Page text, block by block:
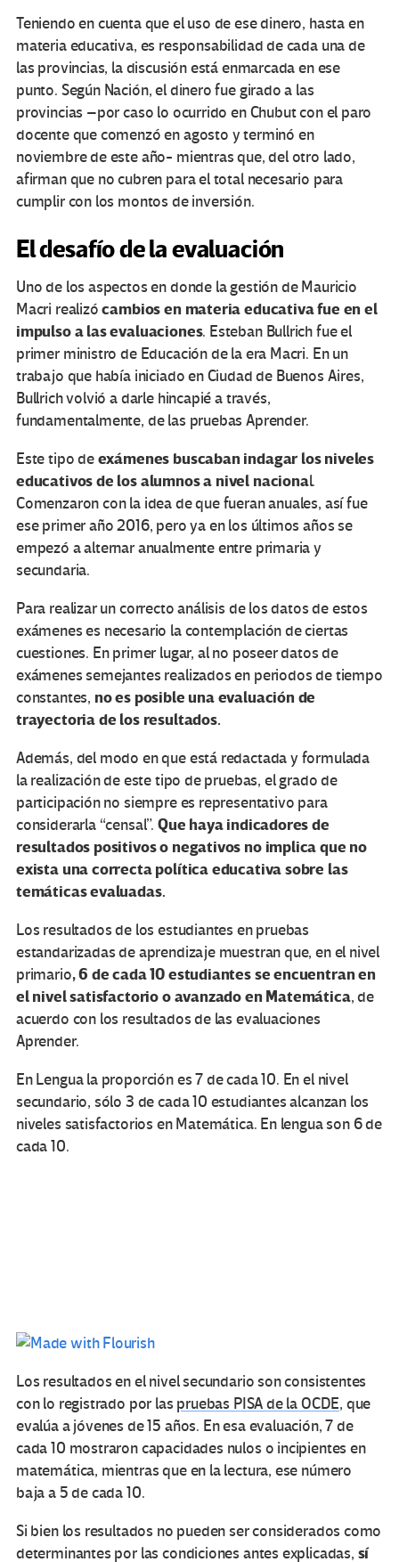
Teniendo en cuenta que el uso de ese dinero, hasta en
materia educativa, es responsabilidad de cada una de
las provincias, la discusión está enmarcada en ese
punto. Según Nación, el dinero fue girado a las
provincias –por caso lo ocurrido en Chubut con el paro
docente que comenzó en agosto y terminó en
noviembre de este año- mientras que, del otro lado,
afirman que no cubren para el total necesario para
cumplir con los montos de inversión.
El desafío de la evaluación
Uno de los aspectos en donde la gestión de Mauricio
Macri realizócambios en materia educativa fue en el
impulso a las evaluaciones. Esteban Bullrich fue el
primer ministro de Educación de la era Macri. En un
trabajo que había iniciado en Ciudad de Buenos Aires,
Bullrich volvió a darle hincapié a través,
fundamentalmente, de las pruebas Aprender.
Este tipo deexámenes buscaban indagar los niveles
educativos de los alumnos a nivel nacional.
Comenzaron con la idea de que fueran anuales, así fue
ese primer año 2016, pero ya en los últimos años se
empezó a alternar anualmente entre primaria y
secundaria.
Para realizar un correcto análisis de los datos de estos
exámenes es necesario la contemplación de ciertas
cuestiones. En primer lugar, al no poseer datos de
exámenes semejantes realizados en periodos de tiempo
constantes, no es posible una evaluación de
trayectoria de los resultados.
Además, del modo en que está redactada y formulada
la realización de este tipo de pruebas, el grado de
participación no siempre es representativo para
considerarla “censal”. Que haya indicadores de
resultados positivos o negativos no implica que no
exista una correcta política educativa sobre las
temáticas evaluadas.
Los resultados de los estudiantes en pruebas
estandarizadas de aprendizaje muestran que, en el nivel
primario, 6 de cada 10 estudiantes se encuentran en
el nivel satisfactorio o avanzado en Matemática, de
acuerdo con los resultados de las evaluaciones
Aprender.
En Lengua la proporción es 7 de cada 10. En el nivel
secundario, sólo 3 de cada 10 estudiantes alcanzan los
niveles satisfactorios en Matemática. En lengua son 6 de
cada 10.
Los resultados en el nivel secundario son consistentes
con lo registrado por las pruebas PISA de la OCDE, que
evalúa a jóvenes de 15 años. En esa evaluación, 7 de
cada 10 mostraron capacidades nulos o incipientes en
matemática, mientras que en la lectura, ese número
baja a 5 de cada 10.
Si bien los resultados no pueden ser considerados como
determinantes por las condiciones antes explicadas, sí